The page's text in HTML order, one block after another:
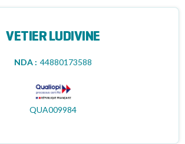
VETIER LUDIVINE
NDA : 44880173588
QUA009984